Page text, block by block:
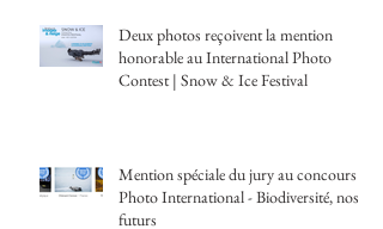
Deux photos reçoivent la mention
honorable au International Photo
Contest | Snow & Ice Festival
Mention spéciale du jury au concours
Photo International - Biodiversité, nos
futurs